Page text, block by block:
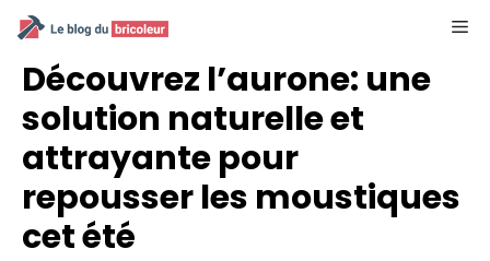
Aller
au
contenu
Découvrez l’aurone: une
solution naturelle et
attrayante pour
repousser les moustiques
cet été